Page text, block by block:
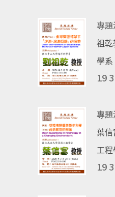
專題
祖
學系
19
專
葉
工程
19